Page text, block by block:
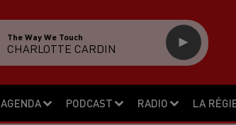
AGENDA PODCAST RADIO LA
The Way We Touch
CHARLOTTE CARDIN